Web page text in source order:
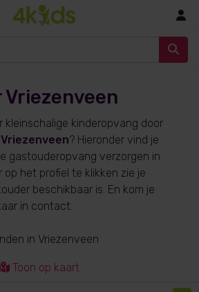
Vriezenveen
kleinschalige kinderopvang door
? Hieronder vind je
gastouderopvang verzorgen in
op het profiel te klikken zie je
beschikbaar is. En kom je
in contact.
in Vriezenveen
Toon op kaart